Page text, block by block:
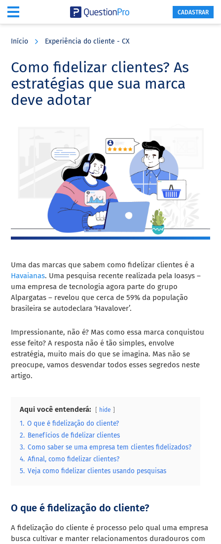
content
sidebar
CADASTRAR
Início Experiência do cliente - CX
Como fidelizar clientes? As
estratégias que sua marca
deve adotar
Uma das marcas que sabem como fidelizar clientes é a
Havaianas. Uma pesquisa recente realizada pela Ioasys –
uma empresa de tecnologia agora parte do grupo
Alpargatas – revelou que cerca de 59% da população
brasileira se autodeclara ‘Havalover’.
Impressionante, não é? Mas como essa marca conquistou
esse feito? A resposta não é tão simples, envolve
estratégia, muito mais do que se imagina. Mas não se
preocupe, vamos desvendar todos esses segredos neste
artigo.
Aqui você entenderá: hide
1. O que é fidelização do cliente?
2. Benefícios de fidelizar clientes
3. Como saber se uma empresa tem clientes fidelizados?
4. Afinal, como fidelizar clientes?
5. Veja como fidelizar clientes usando pesquisas
O que é fidelização do cliente?
A fidelização do cliente é processo pelo qual uma empresa
busca cultivar e manter relacionamentos duradouros com